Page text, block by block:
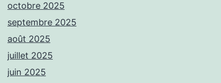
octobre 2025
septembre 2025
août 2025
juillet 2025
juin 2025